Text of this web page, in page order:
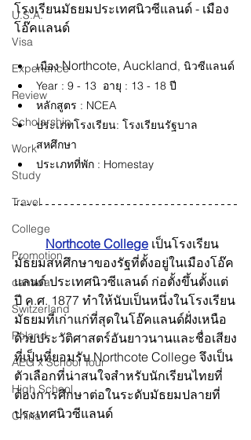
U.S.A.
Visa
Experience
Review
Scholarship
Work
Study
Travel
College
Promotion
canada
Switzerland
Poland
AEG x School Tour
High School
China
โรงเรียนมัธยมประเทศนิวซีแลนด์ - เมือง
โอ๊คแลนด์
เมือง Northcote, Auckland, นิวซีแลนด์
Year : 9 - 13  อายุ : 13 - 18 ปี
หลักสูตร : NCEA
ประเภทโรงเรียน: โรงเรียนรัฐบาล
สหศึกษา
ประเภทที่พัก : Homestay
	Northcote College
เป็นโรงเรียน
มัธยมสหศึกษาของรัฐที่ตั้งอยู่ในเมืองโอ๊ค
แลนด์ ประเทศนิวซีแลนด์ ก่อตั้งขึ้นตั้งแต่
ปี ค.ศ. 1877 ทำให้นับเป็นหนึ่งในโรงเรียน
มัธยมที่เก่าแก่ที่สุดในโอ๊คแลนด์ฝั่งเหนือ
ด้วยประวัติศาสตร์อันยาวนานและชื่อเสียง
ที่เป็นที่ยอมรับ Northcote College จึงเป็น
ตัวเลือกที่น่าสนใจสำหรับนักเรียนไทยที่
ต้องการศึกษาต่อในระดับมัธยมปลายที่
ประเทศนิวซีแลนด์